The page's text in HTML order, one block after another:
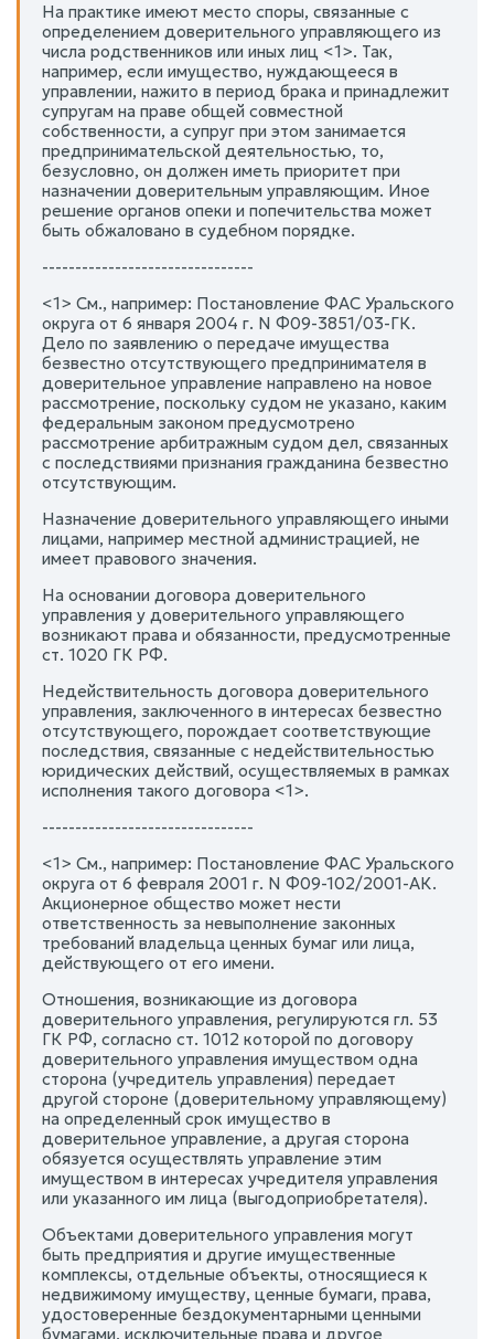
На практике имеют место споры, связанные с
определением доверительного управляющего из
числа родственников или иных лиц <1>. Так,
например, если имущество, нуждающееся в
управлении, нажито в период брака и принадлежит
супругам на праве общей совместной
собственности, а супруг при этом занимается
предпринимательской деятельностью, то,
безусловно, он должен иметь приоритет при
назначении доверительным управляющим. Иное
решение органов опеки и попечительства может
быть обжаловано в судебном порядке.
--------------------------------
<1> См., например: Постановление ФАС Уральского
округа от 6 января 2004 г. N Ф09-3851/03-ГК.
Дело по заявлению о передаче имущества
безвестно отсутствующего предпринимателя в
доверительное управление направлено на новое
рассмотрение, поскольку судом не указано, каким
федеральным законом предусмотрено
рассмотрение арбитражным судом дел, связанных
с последствиями признания гражданина безвестно
отсутствующим.
Назначение доверительного управляющего иными
лицами, например местной администрацией, не
имеет правового значения.
На основании договора доверительного
управления у доверительного управляющего
возникают права и обязанности, предусмотренные
ст. 1020 ГК РФ.
Недействительность договора доверительного
управления, заключенного в интересах безвестно
отсутствующего, порождает соответствующие
последствия, связанные с недействительностью
юридических действий, осуществляемых в рамках
исполнения такого договора <1>.
--------------------------------
<1> См., например: Постановление ФАС Уральского
округа от 6 февраля 2001 г. N Ф09-102/2001-АК.
Акционерное общество может нести
ответственность за невыполнение законных
требований владельца ценных бумаг или лица,
действующего от его имени.
Отношения, возникающие из договора
доверительного управления, регулируются гл. 53
ГК РФ, согласно ст. 1012 которой по договору
доверительного управления имуществом одна
сторона (учредитель управления) передает
другой стороне (доверительному управляющему)
на определенный срок имущество в
доверительное управление, а другая сторона
обязуется осуществлять управление этим
имуществом в интересах учредителя управления
или указанного им лица (выгодоприобретателя).
Объектами доверительного управления могут
быть предприятия и другие имущественные
комплексы, отдельные объекты, относящиеся к
недвижимому имуществу, ценные бумаги, права,
удостоверенные бездокументарными ценными
бумагами, исключительные права и другое